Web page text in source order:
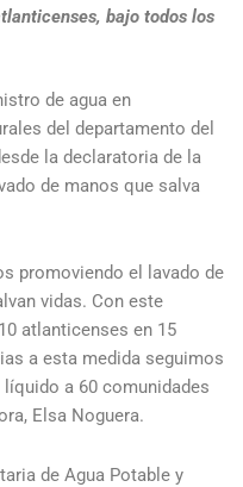
bajo todos los
de agua en
del departamento del
la declaratoria de la
de manos que salva
promoviendo el lavado de
vidas. Con este
atlanticenses en 15
a esta medida seguimos
a 60 comunidades
Elsa Noguera.
de Agua Potable y